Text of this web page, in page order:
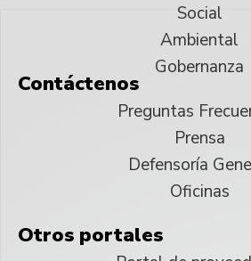
Social
Ambiental
Gobernanza
Contáctenos
Preguntas
Prensa
Defensoría
Oficinas
Otros portales